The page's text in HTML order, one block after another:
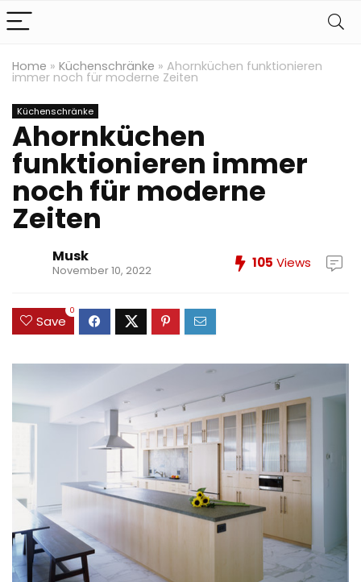
Home » Küchenschränke » Ahornküchen funktionieren
immer noch für moderne Zeiten
Küchenschränke
Ahornküchen
funktionieren immer
noch für moderne
Zeiten
Musk
November 10, 2022 105 Views
Save
0